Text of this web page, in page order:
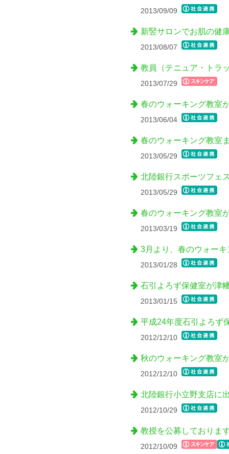
2013/09/09
新竪サロンでお肌の健
2013/08/07
教員（テニュア・トラ
2013/07/29
春のウォーキング教室
2013/06/04
春のウォーキング教室
2013/05/29
北陸銀行スポーツフェ
2013/05/29
春のウォーキング教室
2013/03/19
3月より、春のウォー
2013/01/28
石引よろず保健室が津
2013/01/15
平成24年度石引よろず
2012/12/10
秋のウォーキング教室
2012/12/10
北陸銀行小立野支店に
2012/10/29
教授を公募しておりま
2012/10/09